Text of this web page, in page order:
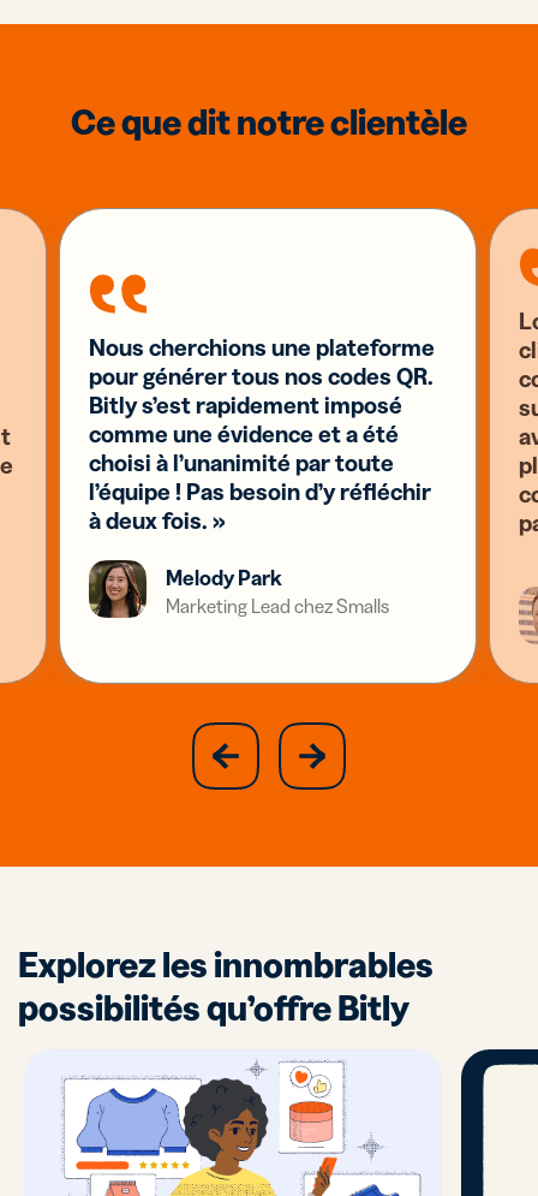
Ce que dit notre clientèle
Nous cherchions une plateforme
pour générer tous nos codes QR.
Bitly s’est rapidement imposé
comme une évidence et a été
choisi à l’unanimité par toute
l’équipe ! Pas besoin d’y réfléchir
à deux fois. »
Melody Park
Marketing Lead chez Smalls
previous
slide
next
slide
Explorez les innombrables
possibilités qu’offre Bitly